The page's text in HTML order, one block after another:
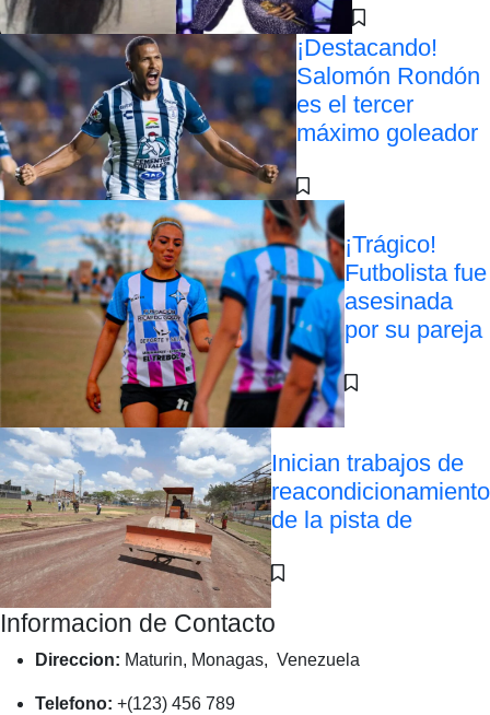
¡Destacando!
Salomón Rondón
es el tercer
máximo goleador
¡Trágico!
Futbolista fue
asesinada
por su pareja
Inician trabajos de
reacondicionamiento
de la pista de
Informacion de Contacto
Direccion: Maturin, Monagas, Venezuela
Telefono: +(123) 456 789